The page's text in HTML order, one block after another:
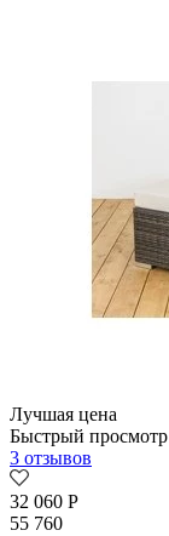
Лучшая цена
Быстрый просмотр
3 отзывов
32 060 Р
55 760